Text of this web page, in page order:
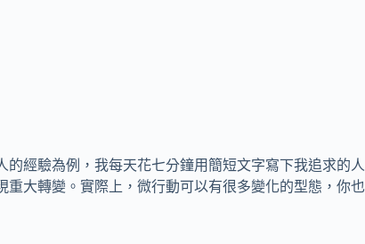
經驗為例，我每天花七分鐘用簡短文字寫下我追求的人
大轉變。實際上，微行動可以有很多變化的型態，你也